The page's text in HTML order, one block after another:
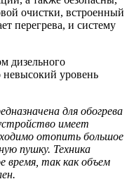
очистки, встроенный
перегрева, и систему
дизельного
невысокий уровень
для обогрева
имеет
отопить большое
пушку. Техника
так как объем